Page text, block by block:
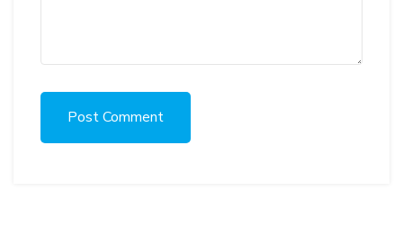
Post Comment